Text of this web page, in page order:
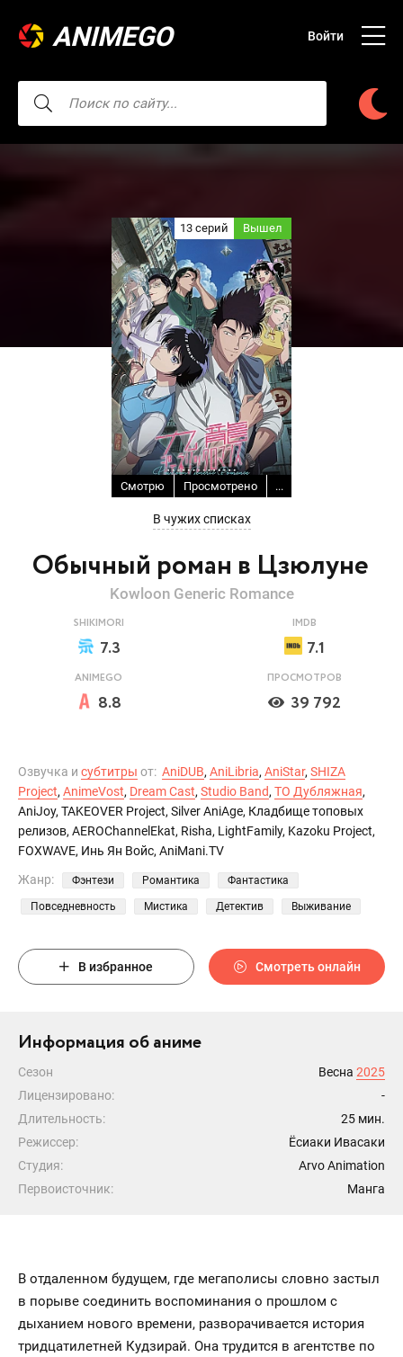
ANIMEGO Войти
Обычный роман в Цзюлуне
13 серий Вышел
Смотрю Просмотрено ...
В чужих списках
Kowloon Generic Romance
SHIKIMORI
7.3
IMDB
7.1
ANIMEGO
8.8
ПРОСМОТРОВ
39 792
Озвучка и субтитры от: AniDUB, AniLibria, AniStar, SHIZA
Project, AnimeVost, Dream Cast, Studio Band, ТО Дубляжная,
AniJoy, TAKEOVER Project, Silver AniAge, Кладбище топовых
релизов, AEROChannelEkat, Risha, LightFamily, Kazoku Project,
FOXWAVE, Инь Ян Войс, AniMani.TV
Жанр:
Фэнтези Романтика Фантастика
Повседневность Мистика Детектив Выживание
В избранное Смотреть онлайн
Информация об аниме
Сезон Весна 2025
Лицензировано:
-
Длительность:
25 мин.
Режиссер:
Ёсиаки Ивасаки
Студия:
Arvo Animation
Первоисточник:
Манга
В отдаленном будущем, где мегаполисы словно застыл
в порыве соединить воспоминания о прошлом с
дыханием нового времени, разворачивается история
тридцатилетней Кудзирай. Она трудится в агентстве по